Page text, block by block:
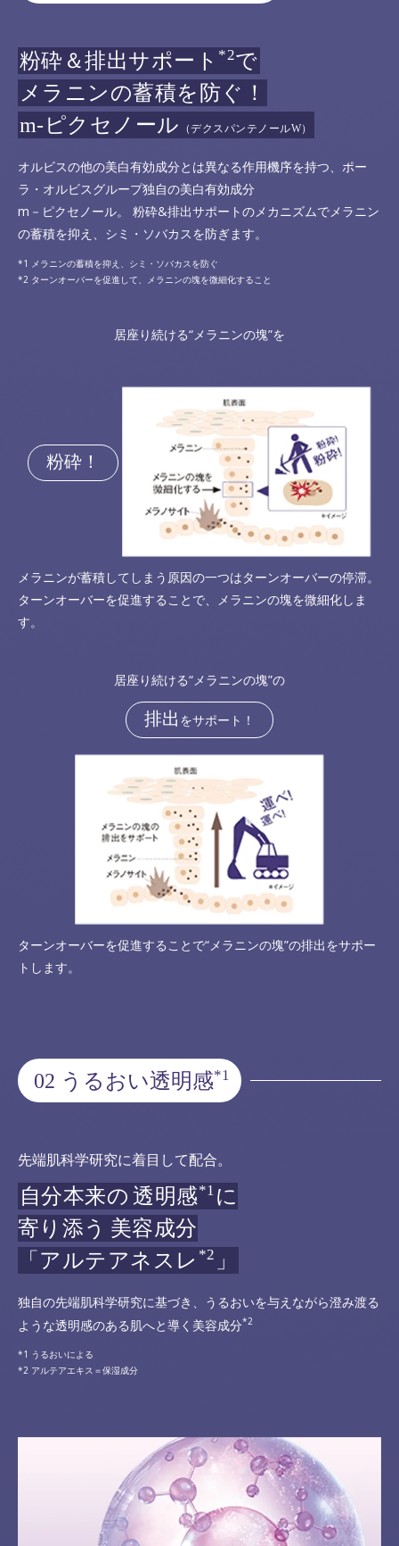
粉砕＆排出サポート *2で
メラニンの蓄積を防ぐ！
m-ピクセノール
（デクスパンテノールW）
オルビスの他の美白有効成分とは異なる作用機序を持つ、ポー
ラ・オルビスグループ独自の美白有効成分
m－ピクセノール。 粉砕&排出サポートのメカニズムでメラニン
の蓄積を抑え、シミ・ソバカスを防ぎます。
メラニンの蓄積を抑え、シミ・ソバカスを防ぐ
ターンオーバーを促進して、メラニンの塊を微細化すること
居座り続ける“メラニンの塊”を
粉砕！
メラニンが蓄積してしまう原因の一つはターンオーバーの停滞。
ターンオーバーを促進することで、メラニンの塊を微細化しま
す。
居座り続ける“メラニンの塊”の
排出 をサポート！
ターンオーバーを促進することで“メラニンの塊”の排出をサポー
トします。
02 うるおい透明感*1
先端肌科学研究に着目して配合。
自分本来の 透明感*1 に
寄り添う 美容成分
「アルテアネスレ *2 」
独自の先端肌科学研究に基づき、うるおいを与えながら澄み渡る
ような透明感のある肌へと導く美容成分*2
うるおいによる
アルテアエキス＝保湿成分